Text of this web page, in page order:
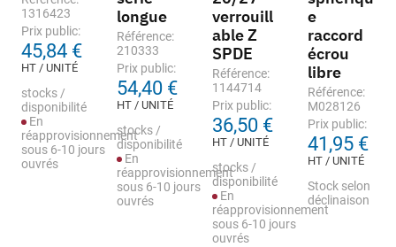
1316423
Prix public:
45,84 €
HT / UNITÉ
stocks /
disponibilité
En
réapprovisionnement
sous 6-10 jours
ouvrés
longue
Référence:
210333
Prix public:
54,40 €
HT / UNITÉ
stocks /
disponibilité
En
réapprovisionnement
sous 6-10 jours
ouvrés
verrouill
able Z
SPDE
Référence:
1144714
Prix public:
36,50 €
HT / UNITÉ
stocks /
disponibilité
En
réapprovisionnement
sous 6-10 jours
ouvrés
e
raccord
écrou
libre
Référence:
M028126
Prix public:
41,95 €
HT / UNITÉ
Stock selon
déclinaison